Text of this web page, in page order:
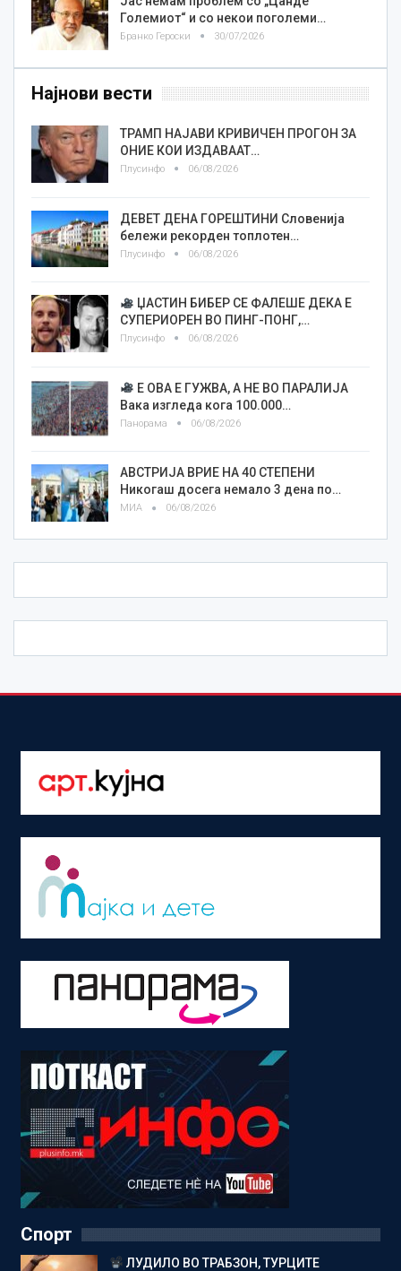
Големиот“ и со некои поголеми…
Бранко Героски 30/07/2026
Најнови вести
ТРАМП НАЈАВИ КРИВИЧЕН ПРОГОН ЗА
ОНИЕ КОИ ИЗДАВААТ…
Плусинфо 06/08/2026
ДЕВЕТ ДЕНА ГОРЕШТИНИ Словенија
бележи рекорден топлотен…
Плусинфо 06/08/2026
ЏАСТИН БИБЕР СЕ ФАЛЕШЕ ДЕКА Е
СУПЕРИОРЕН ВО ПИНГ-ПОНГ,…
Плусинфо 06/08/2026
Е ОВА Е ГУЖВА, А НЕ ВО ПАРАЛИЈА
Вака изгледа кога 100.000…
Панорама 06/08/2026
АВСТРИЈА ВРИЕ НА 40 СТЕПЕНИ
Никогаш досега немало 3 дена по…
МИА 06/08/2026
Спорт
ЛУДИЛО ВО ТРАБЗОН, ТУРЦИТЕ